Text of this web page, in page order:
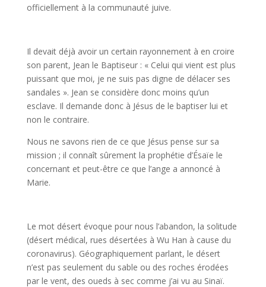
officiellement à la communauté juive.
Il devait déjà avoir un certain rayonnement à en croire
son parent, Jean le Baptiseur : « Celui qui vient est plus
puissant que moi, je ne suis pas digne de délacer ses
sandales ». Jean se considère donc moins qu’un
esclave. Il demande donc à Jésus de le baptiser lui et
non le contraire.
Nous ne savons rien de ce que Jésus pense sur sa
mission ; il connaît sûrement la prophétie d’Ésaïe le
concernant et peut-être ce que l’ange a annoncé à
Marie.
Le mot désert évoque pour nous l’abandon, la solitude
(désert médical, rues désertées à Wu Han à cause du
coronavirus). Géographiquement parlant, le désert
n’est pas seulement du sable ou des roches érodées
par le vent, des oueds à sec comme j’ai vu au Sinaï.